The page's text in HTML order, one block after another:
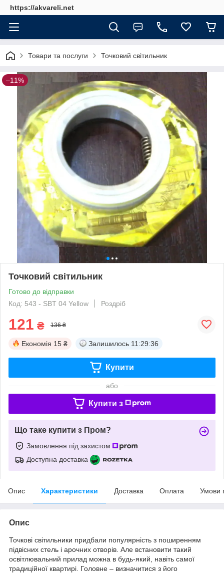
https://akvareli.net
Товари та послуги Точковий світильник
–11%
Точковий світильник
Готово до відправки
Код: 543 - SBT 04 Yellow
Роздріб
121 ₴ 136 ₴
Економія 15 ₴ Залишилось 11:29:36
Купити
або
Купити з
Що таке купити з Пром?
Замовлення під захистом
Доступна доставка
Опис Характеристики Доставка Оплата Умови
Опис
Точкові світильники придбали популярність з поширенням
підвісних стель і арочних отворів. Але встановити такий
освітлювальний прилад можна в будь-який, навіть самої
традиційної квартирі. Головне – визначитися з його